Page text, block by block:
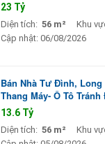
23 Tỷ
Diện tích: 56 m² Khu
Cập nhật: 06/08/2026
Bán Nhà Tư Đình, Long
Thang Máy- Ô Tô Tránh
13.6 Tỷ
Diện tích: 56 m² Khu